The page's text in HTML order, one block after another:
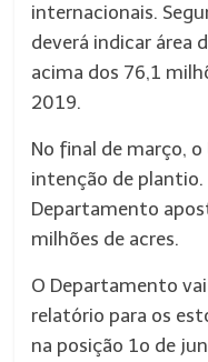
internacionais.
deverá indicar área
acima dos 76,1
2019.
No final de março,
intenção de plantio.
Departamento
milhões de acres.
O Departamento
relatório para os
na posição 1o de